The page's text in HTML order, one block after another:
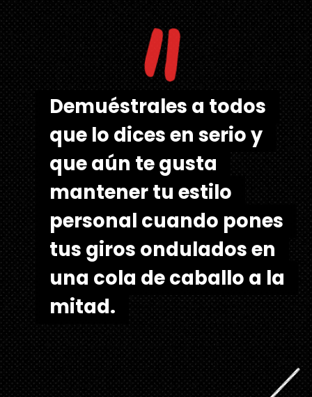
"
Demuéstrales a todos
que lo dices en serio y
que aún te gusta
mantener tu estilo
personal cuando pones
tus giros ondulados en
una cola de caballo a la
mitad.
Demuéstrales a todos
que lo dices en serio y
que aún te gusta
mantener tu estilo
personal cuando pones
tus giros ondulados en
una cola de caballo a la
mitad.